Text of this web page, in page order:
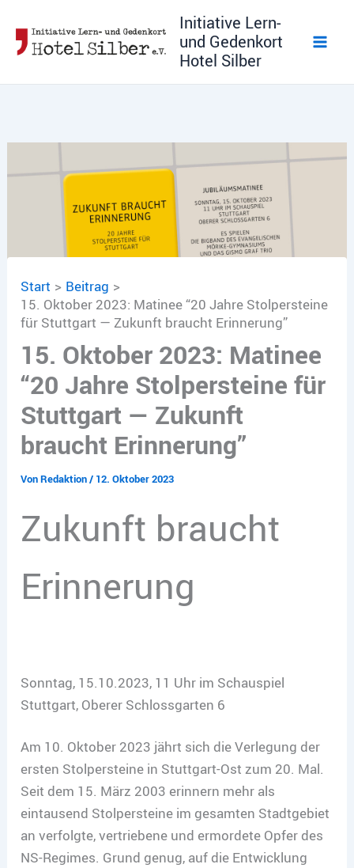
Inhalt
springen
Initiative Lern-
und Gedenkort
Hotel Silber
Start
Beitrag
15. Oktober 2023: Matinee “20 Jahre Stolpersteine
für Stuttgart — Zukunft braucht Erinnerung”
15. Oktober 2023: Matinee
“20 Jahre Stolpersteine für
Stuttgart — Zukunft
braucht Erinnerung”
VonRedaktion/ 12. Oktober 2023
Zukunft braucht
Erinnerung
Sonntag, 15.10.2023, 11 Uhr im Schauspiel
Stuttgart, Oberer Schlossgarten 6
Am 10. Oktober 2023 jährt sich die Verlegung der
ersten Stolpersteine in Stuttgart-Ost zum 20. Mal.
Seit dem 15. März 2003 erinnern mehr als
eintausend Stolpersteine im gesamten Stadtgebiet
an verfolgte, vertriebene und ermordete Opfer des
NS-Regimes. Grund genug, auf die Entwicklung